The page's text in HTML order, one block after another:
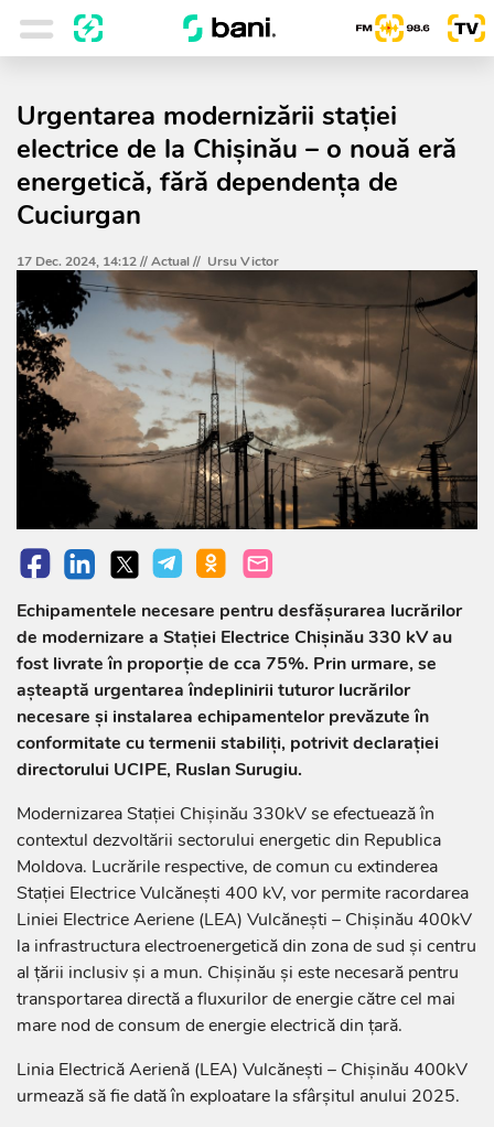
Urgentarea modernizării stației
electrice de la Chișinău – o nouă eră
energetică, fără dependența de
Cuciurgan
17 Dec. 2024, 14:12 //Actual// Ursu Victor
Echipamentele necesare pentru desfășurarea lucrărilor
de modernizare a Stației Electrice Chișinău 330 kV au
fost livrate în proporție de cca 75%. Prin urmare, se
așteaptă urgentarea îndeplinirii tuturor lucrărilor
necesare și instalarea echipamentelor prevăzute în
conformitate cu termenii stabiliți, potrivit declarației
directorului UCIPE, Ruslan Surugiu.
Modernizarea Stației Chișinău 330kV se efectuează în
contextul dezvoltării sectorului energetic din Republica
Moldova. Lucrările respective, de comun cu extinderea
Stației Electrice Vulcănești 400 kV, vor permite racordarea
Liniei Electrice Aeriene (LEA) Vulcănești – Chișinău 400kV
la infrastructura electroenergetică din zona de sud și centru
al țării inclusiv și a mun. Chișinău și este necesară pentru
transportarea directă a fluxurilor de energie către cel mai
mare nod de consum de energie electrică din țară.
Linia Electrică Aerienă (LEA) Vulcănești – Chișinău 400kV
urmează să fie dată în exploatare la sfârșitul anului 2025.